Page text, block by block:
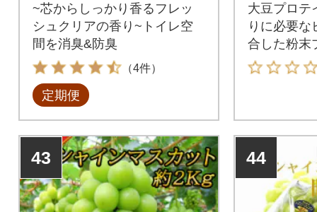
~芯からしっかり香るフレッ
シュクリアの香り~トイレ空
間を消臭&防臭
（4件）
定期便
大豆プロテ
りに必要な
合した粉末
43 44